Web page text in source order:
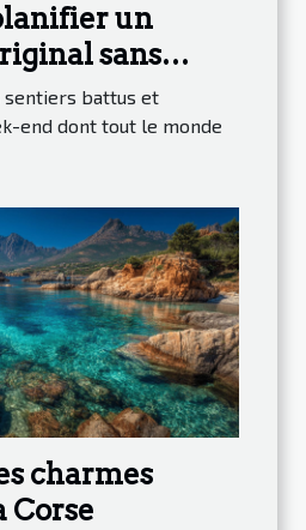
un
sans
sentiers battus et
end dont tout le monde
charmes
Corse